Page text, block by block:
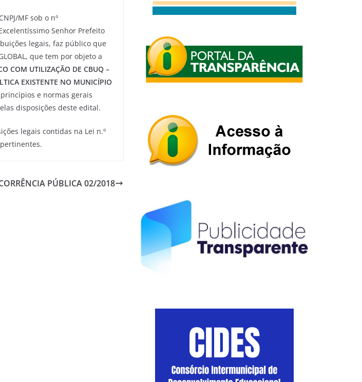
MF sob o nº
Senhor Prefeito
legais, faz público que
que tem por objeto a
COM UTILIZAÇÃO DE CBUQ –
EXISTENTE NO MUNICÍPIO
e normas gerais
disposições deste edital.
legais contidas na Lei n.º
PÚBLICA 02/2018